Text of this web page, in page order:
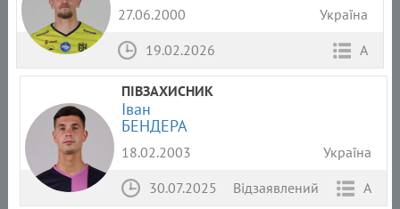
27.06.2000
Україна
19.02.2026
А
ПІВЗАХИСНИК
Іван
БЕНДЕРА
18.02.2003
Україна
30.07.2025
Відзаявлений А